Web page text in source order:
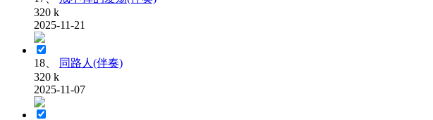
320 k
2025-11-21
18、
同路人(伴奏)
320 k
2025-11-07